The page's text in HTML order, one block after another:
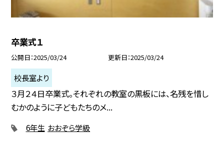
卒業式１
公開日 2025/03/24 更新日 2025/03/24
校長室より
３月２４日卒業式。それぞれの教室の黒板には、名残を惜し
むかのように子どもたちのメ...
6年生 おおぞら学級